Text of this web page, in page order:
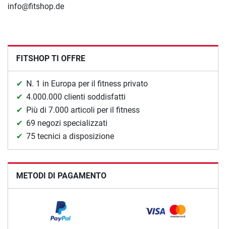
info@fitshop.de
FITSHOP TI OFFRE
N. 1 in Europa per il fitness privato
4.000.000 clienti soddisfatti
Più di 7.000 articoli per il fitness
69 negozi specializzati
75 tecnici a disposizione
METODI DI PAGAMENTO